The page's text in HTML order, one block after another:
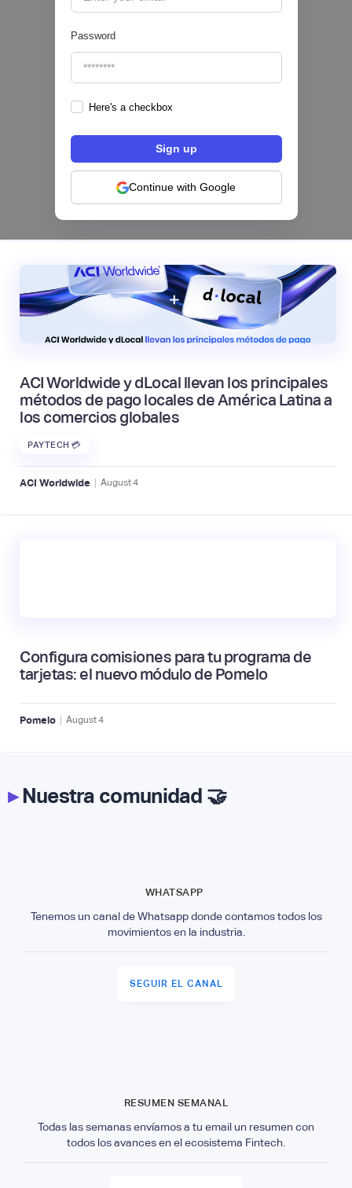
Password
Here's a checkbox
Continue with Google
Los bancos se están dividiendo en dos
categorías frente a la IA | Mambu
ACI Worldwide y dLocal llevan los principales
métodos de pago locales de América Latina a
los comercios globales
PAYTECH 💳
ACI Worldwide | August4
Configura comisiones para tu programa de
tarjetas: el nuevo módulo de Pomelo
Pomelo | August4
▸Nuestra comunidad 🤝
WHATSAPP
Tenemos un canal de Whatsapp donde contamos todos los
movimientos en la industria.
SEGUIR EL CANAL
RESUMEN SEMANAL
Todas las semanas envíamos a tu email un resumen con
todos los avances en el ecosistema Fintech.